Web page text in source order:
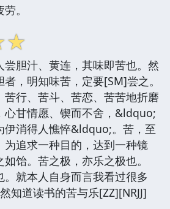
。
☆
胆汁、黄连，其味即苦也。然
，明知味苦，定要[SM]尝之。
行、苦斗、苦恋、苦苦地折磨
心甘情愿、锲而不舍，&ldquo;
伊消得人憔悴&ldquo;。苦，至
为追求一种目的，达到一种镜
饴。苦之极，亦乐之极也。
就本人自身而言我看过很多
知道读书的苦与乐[ZZ][NRJJ]